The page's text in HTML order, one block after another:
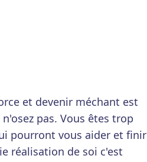
et devenir méchant est
pas. Vous êtes trop
pourront vous aider et finir
réalisation de soi c'est